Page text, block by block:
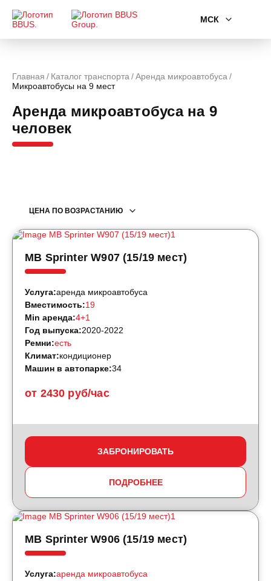
МСК
Главная Каталог транспорта
Аренда микроавтобуса
Микроавтобусы на 9 мест
Аренда микроавтобуса на 9
человек
ЦЕНА ПО ВОЗРАСТАНИЮ
MB Sprinter W907 (15/19 мест)
от 2430 руб/час
Услуга:аренда микроавтобуса
Вместимость:19
Min аренда:4+1
Год выпуска:2020-2022
Ремни:есть
Климат:кондиционер
Машин в автопарке:34
ЗАБРОНИРОВАТЬ
ПОДРОБНЕЕ
MB Sprinter W906 (15/19 мест)
Услуга:аренда микроавтобуса